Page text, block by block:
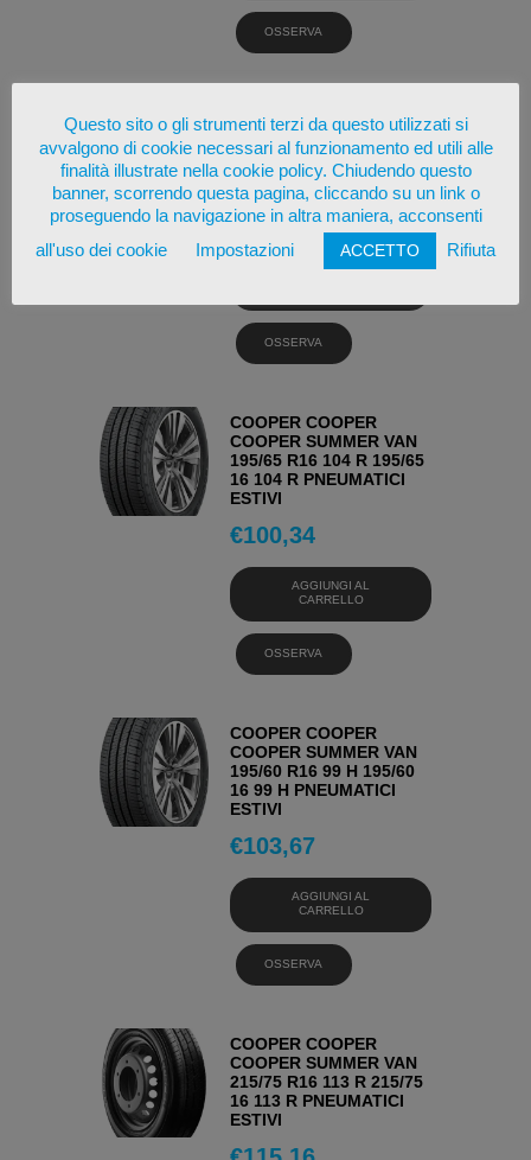
OSSERVA
COOPER SUMMER VAN
195/65 R16 104 T 195/65
16 104 T PNEUMATICI
ESTIVI
€99,44
OSSERVA
COOPER COOPER
COOPER SUMMER VAN
195/65 R16 104 R 195/65
16 104 R PNEUMATICI
ESTIVI
€100,34
AGGIUNGI AL
CARRELLO
OSSERVA
COOPER COOPER
COOPER SUMMER VAN
195/60 R16 99 H 195/60
16 99 H PNEUMATICI
ESTIVI
€103,67
AGGIUNGI AL
CARRELLO
OSSERVA
COOPER COOPER
COOPER SUMMER VAN
215/75 R16 113 R 215/75
16 113 R PNEUMATICI
ESTIVI
Questo sito o gli strumenti terzi da questo utilizzati si
avvalgono di cookie necessari al funzionamento ed utili alle
finalità illustrate nella cookie policy. Chiudendo questo
banner, scorrendo questa pagina, cliccando su un link o
proseguendo la navigazione in altra maniera, acconsenti
all'uso dei cookie
Impostazioni ACCETTO Rifiuta